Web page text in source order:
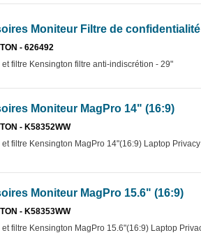
Moniteur Filtre de
- 626492
et filtre Kensington filtre anti-indiscrétion - 29"
Moniteur MagPro 14" (16:9)
- K58352WW
et filtre Kensington MagPro 14"(16:9) Laptop
Moniteur MagPro 15.6" (16:9)
- K58353WW
et filtre Kensington MagPro 15.6"(16:9) Laptop